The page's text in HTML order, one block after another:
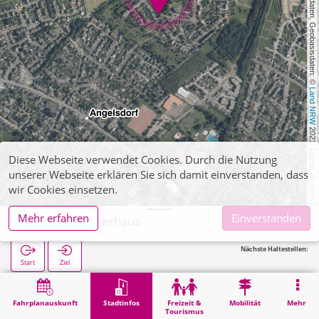
, Kartendaten, Geobasisdaten: ©
Land NRW
2021, Lizenz
dl-de/by-2-0
Fahrplanauskunft Stadtinfos
Freizeit &
Tourismus
Mobilität Mehr
Elsdorf, Bürgerhaus
Start Ziel
Nächste Haltestellen:
Stadtinfos Elsdorf, Bürgerhaus
Diese Webseite verwendet Cookies. Durch die Nutzung
unserer Webseite erklären Sie sich damit einverstanden, dass
wir Cookies einsetzen.
Mehr erfahren
Einverstanden